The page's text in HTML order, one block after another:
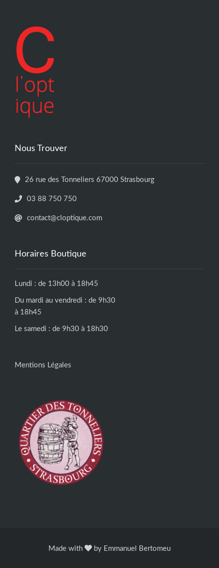
Nous Trouver
26 rue des Tonneliers 67000 Strasbourg
03 88 750 750
contact@cloptique.com
Horaires Boutique
Lundi : de 13h00 à 18h45
Du mardi au vendredi : de 9h30
à 18h45
Le samedi : de 9h30 à 18h30
Mentions Légales
Made with by Emmanuel Bertomeu